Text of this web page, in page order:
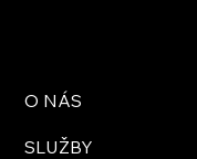
O NÁS
SLUŽBY